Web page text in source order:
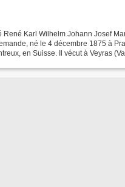
René Karl Wilhelm Johann Josef
né le 4 décembre 1875 à
en Suisse. Il vécut à Veyras